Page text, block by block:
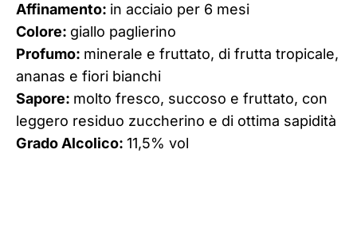
Affinamento: in acciaio per 6 mesi
Colore: giallo paglierino
Profumo: minerale e fruttato, di frutta tropicale,
ananas e fiori bianchi
Sapore: molto fresco, succoso e fruttato, con
leggero residuo zuccherino e di ottima sapidità
Grado Alcolico: 11,5% vol